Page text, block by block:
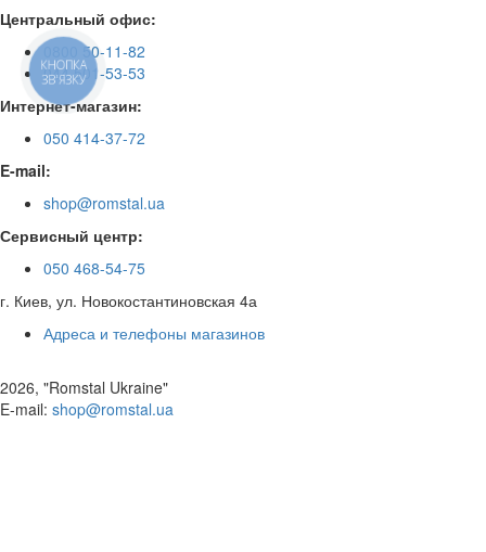
Центральный офис:
0800 50-11-82
044 501-53-53
Интернет-магазин:
050 414-37-72
E-mail:
shop@romstal.ua
Сервисный центр:
050 468-54-75
г. Киев, ул. Новокостантиновская 4а
Адреса и телефоны магазинов
2026, "Romstal Ukraine"
​E-mail: shop@romstal.ua
КНОПКА
ЗВ'ЯЗКУ